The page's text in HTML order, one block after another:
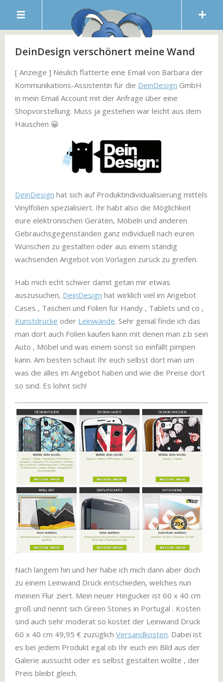
DeinDesign verschönert meine Wand
[ Anzeige ] Neulich flatterte eine Email von Barbara der
Kommunikations-Assistentin für die DeinDesign GmbH
in mein Email Account mit der Anfrage über eine
Shopvorstellung. Muss ja gestehen war leicht aus dem
Häuschen 😀
DeinDesign hat sich auf Produktindividualisierung mittels
Vinylfolien spezialisiert. Ihr habt also die Möglichkeit
eure elektronischen Geräten, Möbeln und anderen
Gebrauchsgegenständen ganz individuell nach euren
Wünschen zu gestalten oder aus einem ständig
wachsenden Angebot von Vorlagen zurück zu greifen.
Hab mich echt schwer damit getan mir etwas
auszusuchen, DeinDesign hat wirklich viel im Angebot
Cases , Taschen und Folien für Handy , Tablets und co ,
Kunstdrucke oder Leinwände. Sehr genial finde ich das
man dort auch Folien kaufen kann mit denen man z.b sein
Auto , Möbel und was einem sonst so einfällt pimpen
kann. Am besten schaut Ihr euch selbst dort man um
was die alles im Angebot haben und wie die Preise dort
so sind. Es lohnt sich!
Nach langem hin und her habe ich mich dann aber doch
zu einem Leinwand Druck entschieden, welches nun
meinen Flur ziert. Mein neuer Hingucker ist 60 x 40 cm
groß und nennt sich Green Stones in Portugal . Kosten
sind auch sehr moderat so kostet der Leinwand Druck
60 x 40 cm 49,95 € zuzüglich Versandkosten. Dabei ist
es bei jedem Produkt egal ob Ihr euch ein Bild aus der
Galerie aussucht oder es selbst gestalten wollte , der
Preis bleibt gleich.